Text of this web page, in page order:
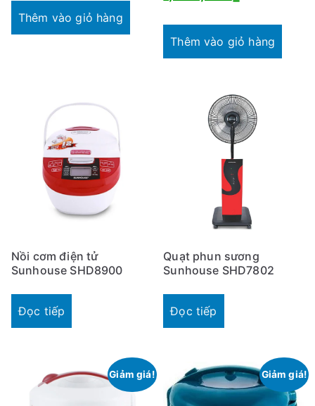
là:
Thêm vào giỏ hàng
1,667,000₫.
tại
Thêm vào giỏ hàng
Nồi cơm điện tử
Sunhouse SHD8900
Đọc tiếp
Quạt phun sương
Sunhouse SHD7802
Đọc tiếp
Giảm giá! Giảm giá!